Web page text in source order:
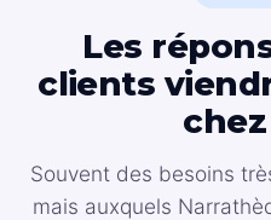
Les
clients
Souvent des besoins
mais auxquels